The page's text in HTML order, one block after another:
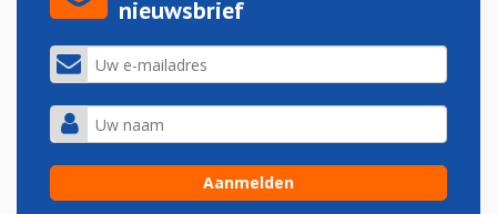
nieuwsbrief